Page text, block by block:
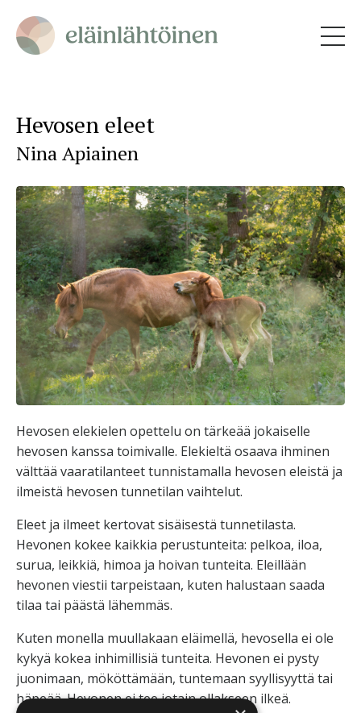
Hevosen eleet
Nina Apiainen
Hevosen elekielen opettelu on tärkeää jokaiselle
hevosen kanssa toimivalle. Elekieltä osaava ihminen
välttää vaaratilanteet tunnistamalla hevosen eleistä ja
ilmeistä hevosen tunnetilan vaihtelut.
Eleet ja ilmeet kertovat sisäisestä tunnetilasta.
Hevonen kokee kaikkia perustunteita: pelkoa, iloa,
surua, leikkiä, himoa ja hoivan tunteita. Eleillään
hevonen viestii tarpeistaan, kuten halustaan saada
tilaa tai päästä lähemmäs.
Kuten monella muullakaan eläimellä, hevosella ei ole
kykyä kokea inhimillisiä tunteita. Hevonen ei pysty
juonimaan, mököttämään, tuntemaan syyllisyyttä tai
häpeää. Hevonen ei tee jotain ollakseen ilkeä.